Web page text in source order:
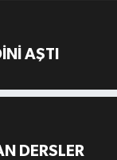
AŞTI
DERSLER